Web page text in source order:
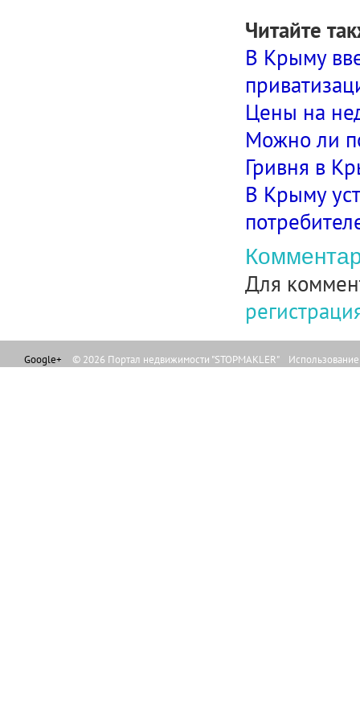
Читайте
В Крыму
Цены на
Можно ли
Гривня в
В Крыму
Для
Google+ © 2026 Портал недвижимости "STOPMAKLER"